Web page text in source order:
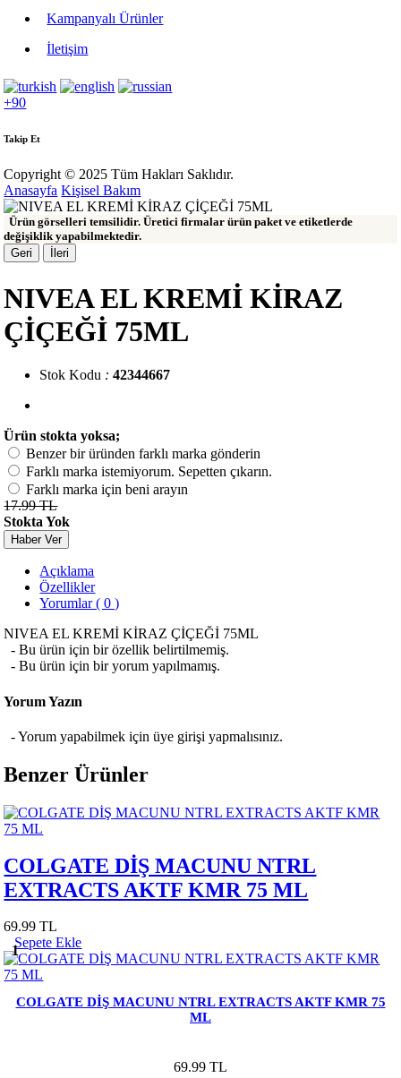
Kampanyalı Ürünler
İletişim
+90
Takip Et
Copyright © 2025 Tüm Hakları Saklıdır.
Anasayfa Kişisel Bakım
Ürün görselleri temsilidir. Üretici firmalar ürün paket ve etiketlerde
değişiklik yapabilmektedir.
Geri
İleri
NIVEA EL KREMİ KİRAZ
ÇİÇEĞİ 75ML
Stok Kodu : 42344667
Ürün stokta yoksa;
Benzer bir üründen farklı marka gönderin
Farklı marka istemiyorum. Sepetten çıkarın.
Farklı marka için beni arayın
17.99 TL
Stokta Yok
Haber Ver
Açıklama
Özellikler
Yorumlar ( 0 )
NIVEA EL KREMİ KİRAZ ÇİÇEĞİ 75ML
- Bu ürün için bir özellik belirtilmemiş.
- Bu ürün için bir yorum yapılmamış.
Yorum Yazın
- Yorum yapabilmek için üye girişi yapmalısınız.
Benzer Ürünler
COLGATE DİŞ MACUNU NTRL
EXTRACTS AKTF KMR 75 ML
69.99 TL
1
Sepete Ekle
COLGATE DİŞ MACUNU NTRL EXTRACTS AKTF KMR 75
ML
69.99 TL